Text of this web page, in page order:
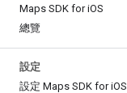
Maps SDK for iOS
總覽
設定
設定 Maps SDK for iOS